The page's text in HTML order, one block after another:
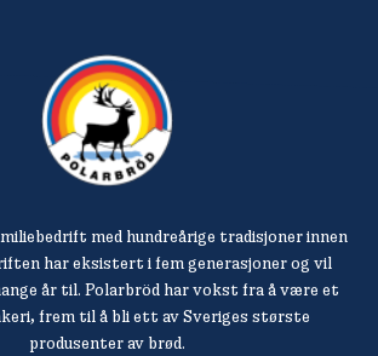
med hundreårige tradisjoner innen
har eksistert i fem generasjoner og vil
år til. Polarbröd har vokst fra å være et
frem til å bli ett av Sveriges største
produsenter av brød.